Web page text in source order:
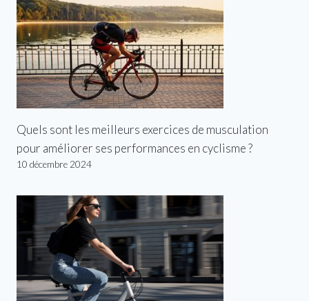
Quels sont les meilleurs exercices de musculation
pour améliorer ses performances en cyclisme ?
10 décembre 2024